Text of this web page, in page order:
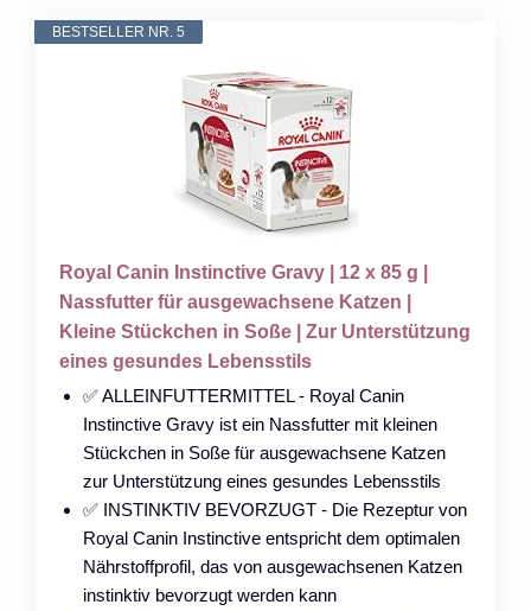
BESTSELLER NR. 5
Royal Canin Instinctive Gravy | 12 x 85 g |
Nassfutter für ausgewachsene Katzen |
Kleine Stückchen in Soße | Zur Unterstützung
eines gesundes Lebensstils
✅ ALLEINFUTTERMITTEL - Royal Canin
Instinctive Gravy ist ein Nassfutter mit kleinen
Stückchen in Soße für ausgewachsene Katzen
zur Unterstützung eines gesundes Lebensstils
✅ INSTINKTIV BEVORZUGT - Die Rezeptur von
Royal Canin Instinctive entspricht dem optimalen
Nährstoffprofil, das von ausgewachsenen Katzen
instinktiv bevorzugt werden kann